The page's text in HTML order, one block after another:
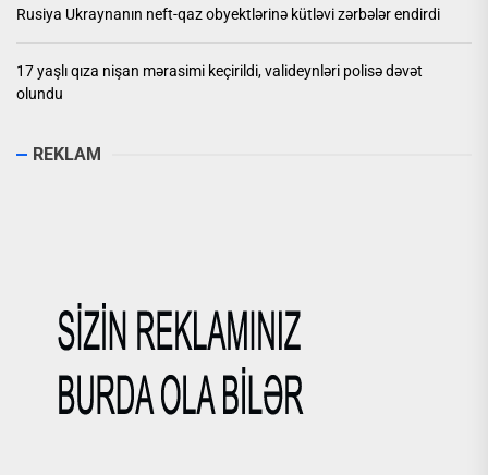
Rusiya Ukraynanın neft-qaz obyektlərinə kütləvi zərbələr endirdi
17 yaşlı qıza nişan mərasimi keçirildi, valideynləri polisə dəvət
olundu
REKLAM